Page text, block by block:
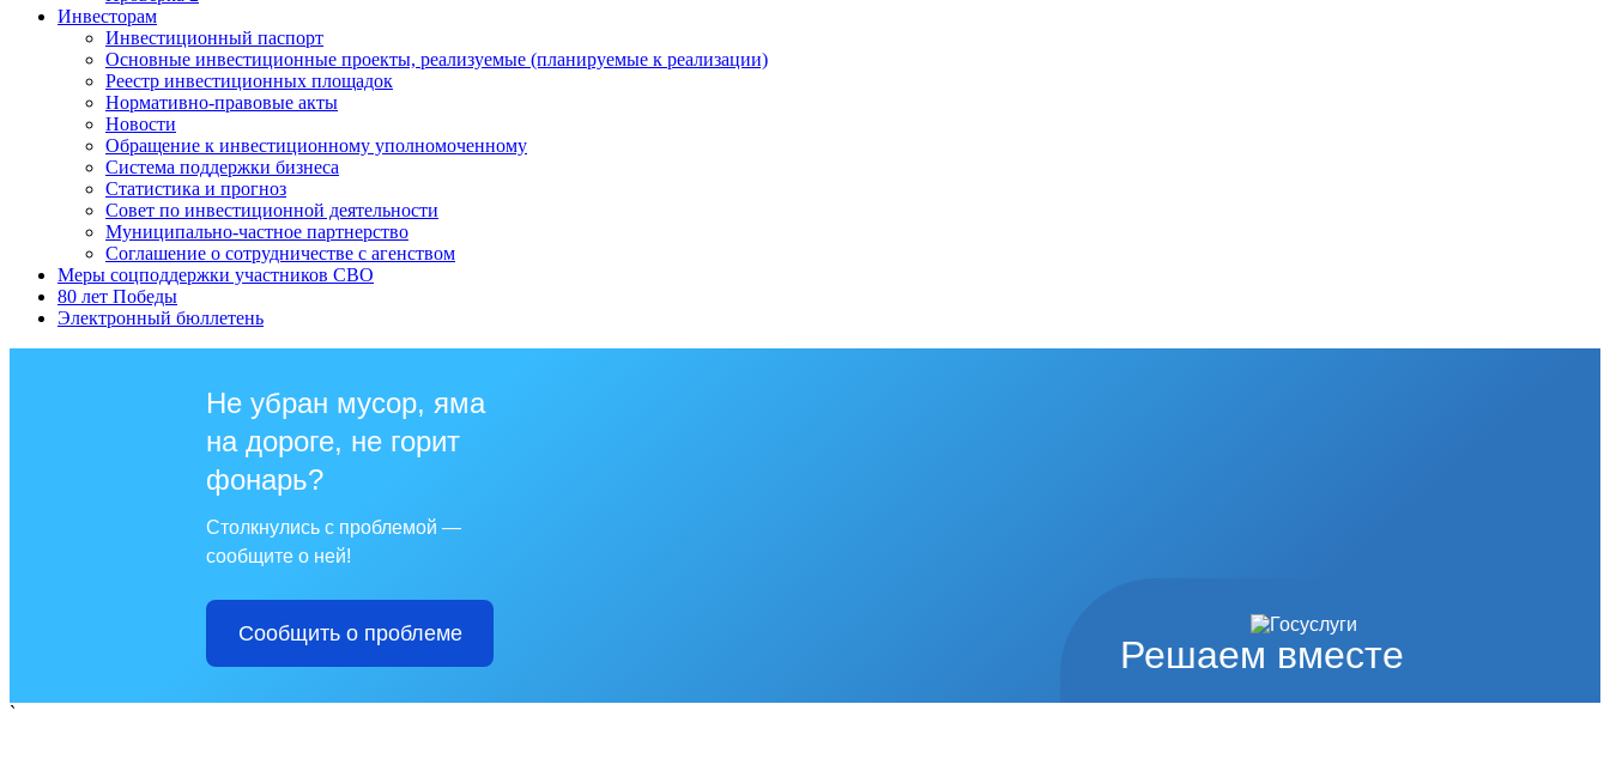
Инвесторам
Инвестиционный паспорт
Основные инвестиционные проекты, реализуемые (планируемые к реализации)
Реестр инвестиционных площадок
Нормативно-правовые акты
Новости
Обращение к инвестиционному уполномоченному
Система поддержки бизнеса
Статистика и прогноз
Совет по инвестиционной деятельности
Муниципально-частное партнерство
Соглашение о сотрудничестве с агенством
Меры соцподдержки участников СВО
80 лет Победы
Электронный бюллетень
Решаем вместе
Не убран мусор, яма
на дороге, не горит
фонарь?
Столкнулись с проблемой —
сообщите о ней!
Сообщить о проблеме
`